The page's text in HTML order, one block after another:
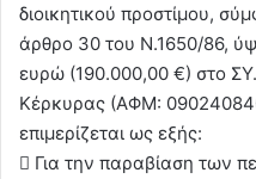
διοικητικού προστίμου,
άρθρο 30 του Ν.1650/86,
ευρώ (190.000,00 €) στο
Κέρκυρας (ΑΦΜ:
επιμερίζεται ως εξής:
 Για την παραβίαση των